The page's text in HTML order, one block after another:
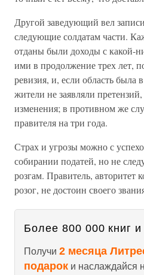
Другой заведующий вел
следующие солдатам части.
отданы были доходы с какой-
ими в продолжение трех лет,
ревизия, и, если область была
жители не заявляли претензий,
изменения; в противном же
правителя на три года.
Страх и угрозы можно с
собирании податей, но не
розгам. Правитель, авторитет
розог, не достоин своего
Более 800 000 книг и
Получи 2 месяца
подарок и наслаждайся